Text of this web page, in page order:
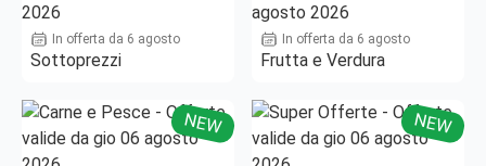
In offerta da 6 agosto
Sottoprezzi
In offerta da 6 agosto
Frutta e Verdura
NEW NEW